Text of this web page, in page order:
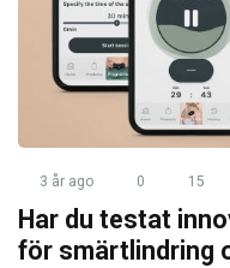
3 år ago 0 15
Har du testat
för smärtlindring